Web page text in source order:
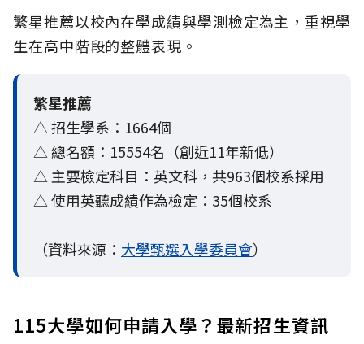
繁星推薦以校內在學成績與學測檢定為主，重視學
生在高中階段的整體表現。
繁星推薦
△ 招生學系：1664個
△ 總名額：15554名（創近11年新低）
△ 主要檢定科目：英文科，共963個校系採用
△ 使用英聽成績作為檢定：35個校系
（資料來源： 大學甄選入學委員會）
115大學如何申請入學？最新招生資訊